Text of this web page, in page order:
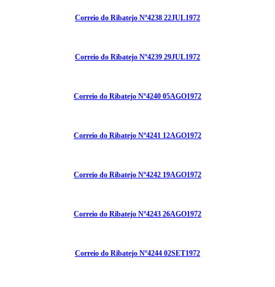
Correio do Ribatejo Nº4238 22JUL1972
Correio do Ribatejo Nº4239 29JUL1972
Correio do Ribatejo Nº4240 05AGO1972
Correio do Ribatejo Nº4241 12AGO1972
Correio do Ribatejo Nº4242 19AGO1972
Correio do Ribatejo Nº4243 26AGO1972
Correio do Ribatejo Nº4244 02SET1972